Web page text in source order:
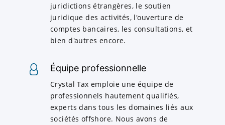
juridictions étrangères, le soutien
juridique des activités, l'ouverture de
comptes bancaires, les consultations, et
bien d'autres encore.
Équipe professionnelle
Crystal Tax emploie une équipe de
professionnels hautement qualifiés,
experts dans tous les domaines liés aux
sociétés offshore. Nous avons de